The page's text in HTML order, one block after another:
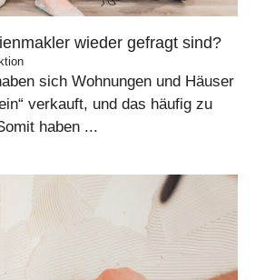
wieder gefragt sind?
sich Wohnungen und Häuser
verkauft, und das häufig zu
haben ...